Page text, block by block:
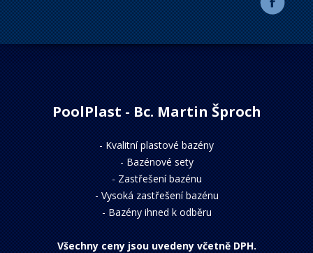
PoolPlast - Bc. Martin Šproch
-Kvalitní plastové bazény
-Bazénové sety
-Zastřešení bazénu
-Vysoká zastřešení bazénu
-Bazény ihned k odběru
Všechny ceny jsou uvedeny včetně DPH.